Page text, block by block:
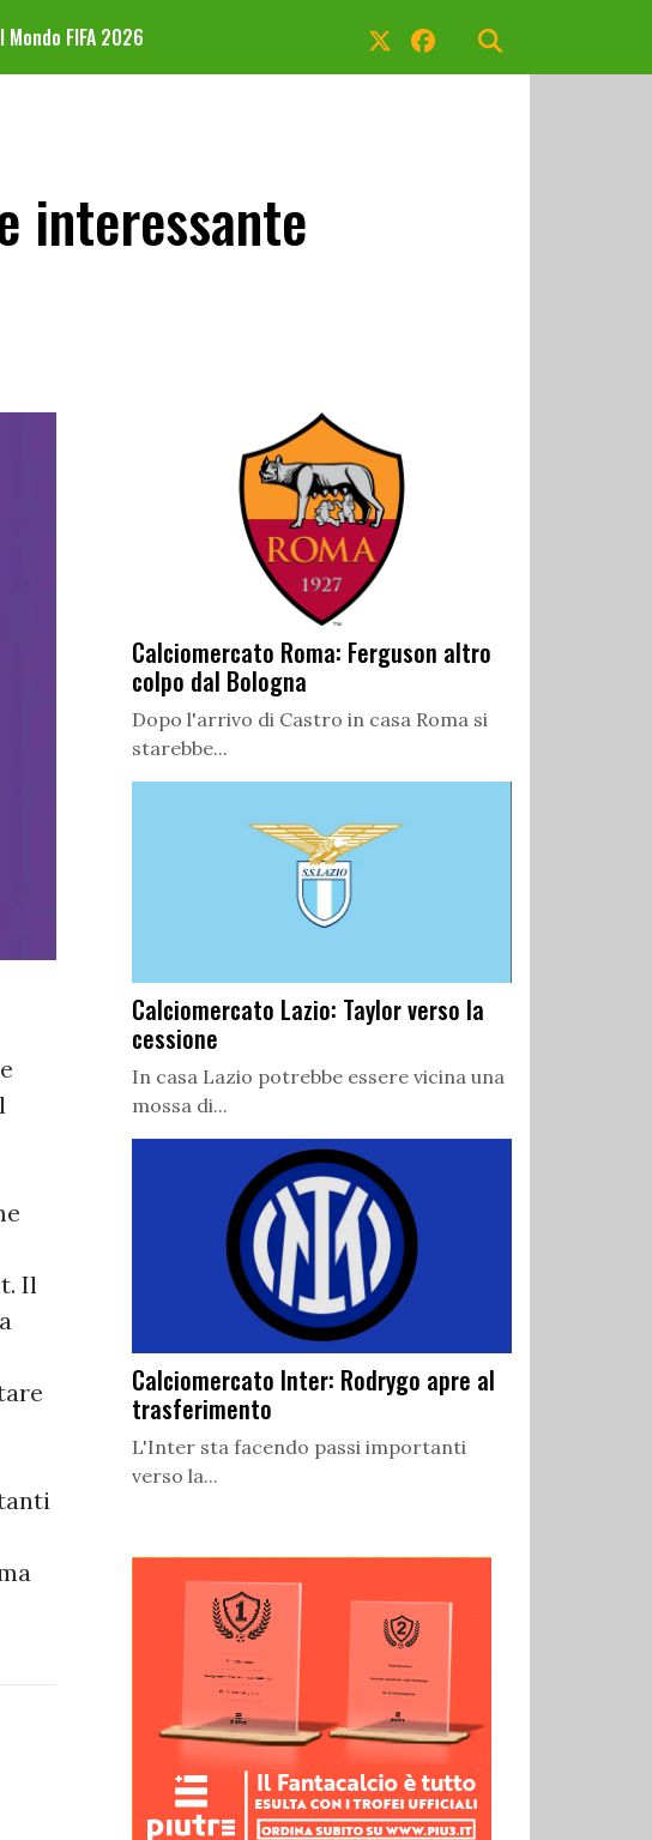
Mondo FIFA 2026
interessante
Il
Calciomercato Roma: Ferguson altro
colpo dal Bologna
Dopo l'arrivo di Castro in casa Roma si
starebbe...
Calciomercato Lazio: Taylor verso la
cessione
In casa Lazio potrebbe essere vicina una
mossa di...
Calciomercato Inter: Rodrygo apre al
trasferimento
L'Inter sta facendo passi importanti
verso la...